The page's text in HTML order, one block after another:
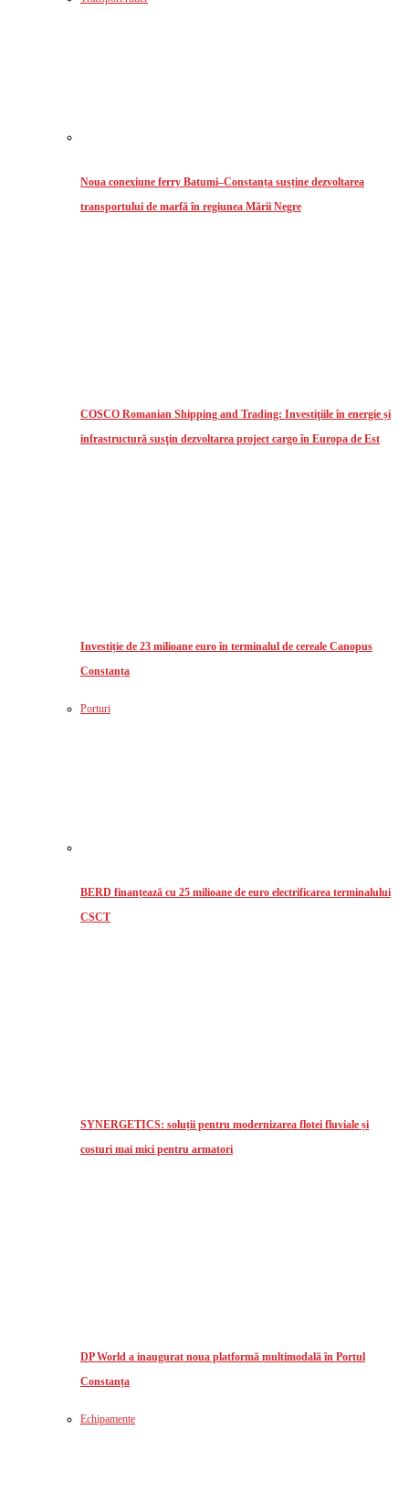
Noua conexiune ferry Batumi–Constanța susține dezvoltarea
transportului de marfă în regiunea Mării Negre
COSCO Romanian Shipping and Trading: Investiţiile în energie și
infrastructură susţin dezvoltarea project cargo în Europa de Est
Investiție de 23 milioane euro în terminalul de cereale Canopus
Constanța
Porturi
BERD finanțează cu 25 milioane de euro electrificarea terminalului
CSCT
SYNERGETICS: soluții pentru modernizarea flotei fluviale și
costuri mai mici pentru armatori
DP World a inaugurat noua platformă multimodală în Portul
Constanța
Echipamente